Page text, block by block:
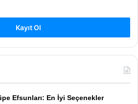
Kayıt Ol
Efsunları: En İyi Seçenekler